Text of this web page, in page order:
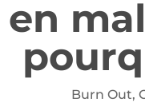
Burn Out,